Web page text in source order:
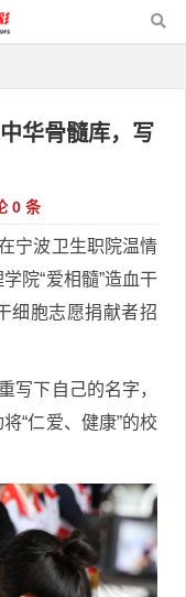
华骨髓库，写
0 条
宁波卫生职院温情
院“爱相髓”造血干
细胞志愿捐献者招
写下自己的名字，
“仁爱、健康”的校